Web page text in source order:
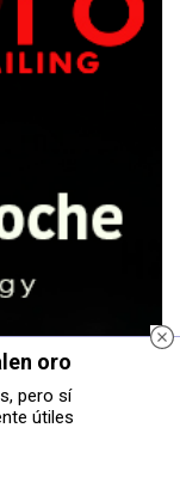
87 años, herida
oro
pero sí
útiles